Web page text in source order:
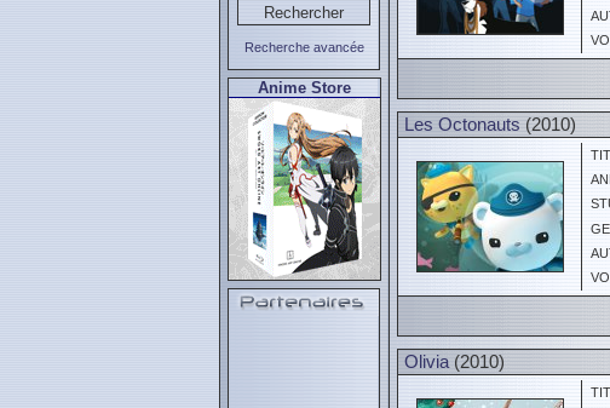
Recherche avancée
Anime Store
Les Octonauts (2010)
Olivia (2010)